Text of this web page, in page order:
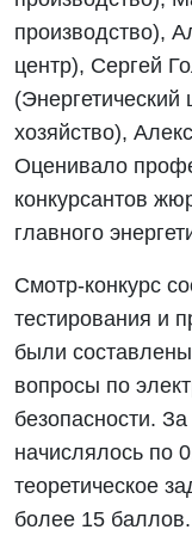
производство),
центр), Сергей
хозяйство),
Оценивало
конкурсантов
главного
Смотр-конкурс
тестирования и
были
вопросы по
безопасности.
начислялось по
теоретическое
более 15 баллов.